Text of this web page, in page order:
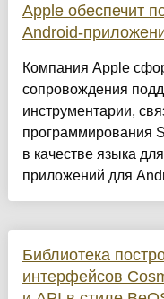
Apple обеспечит
Android-
Компания Apple
сопровождения
инструментарии,
программирования
в качестве языка
приложений для
Библиотека
интерфейсов